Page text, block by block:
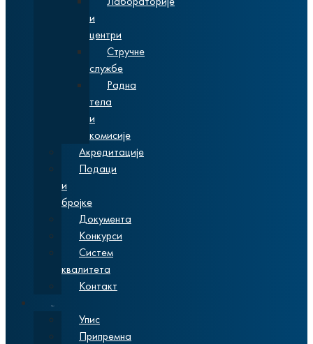
и
центри
Стручне
службе
Радна
тела
и
комисије
Акредитације
Подаци
и
бројке
Документа
Конкурси
Систем
квалитета
Контакт
Упис
Припремна